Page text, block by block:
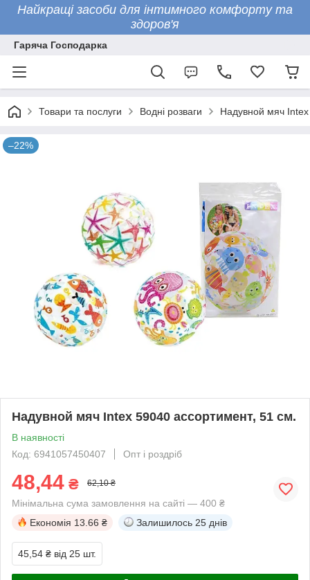
Найкращі засоби для інтимного комфорту та
здоров'я
Гаряча Господарка
Товари та послуги Водні розваги Надувной мяч
–22%
Надувной мяч Intex 59040 ассортимент, 51 см.
В наявності
Код: 6941057450407
Опт і роздріб
48,44 ₴ 62,10 ₴
Мінімальна сума замовлення на сайті — 400 ₴
Економія 13.66 ₴ Залишилось 25 днів
45,54 ₴ від 25 шт.